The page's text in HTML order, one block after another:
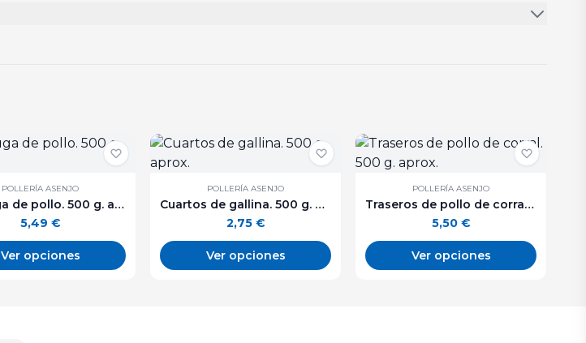
POLLERÍA ASENJO
Pechuga de pollo. 500 g. aprox.
5,49 €
Ver opciones
POLLERÍA ASENJO
Cuartos de gallina. 500 g. aprox.
2,75 €
Ver opciones
POLLERÍA ASENJO
Traseros de pollo de corral. 500 g. aprox.
5,50 €
Ver opciones